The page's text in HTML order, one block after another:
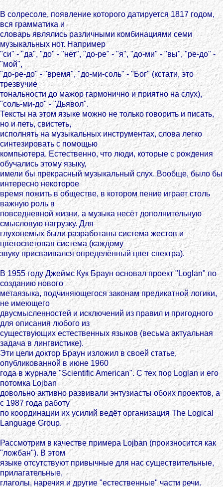
В солресоле, появление которого датируется 1817 годом,
вся грамматика и
словарь являлись различными комбинациями семи
музыкальных нот. Например
"си" - "да", "до" - "нет", "до-ре" - "я", "до-ми" - "вы", "ре-до" -
"мой",
"до-ре-до" - "время", "до-ми-соль" - "Бог" (кстати, это
трезвучие
тональности до мажор гармонично и приятно на слух),
"соль-ми-до" - "Дьявол".
Тексты на этом языке можно не только говорить и писать,
но и петь, свистеть,
исполнять на музыкальных инструментах, слова легко
синтезировать с помощью
компьютера. Естественно, что люди, которые с рождения
обучались этому языку,
имели бы прекрасный музыкальный слух. Вообще, было бы
интересно некоторое
время пожить в обществе, в котором пение играет столь
важную роль в
повседневной жизни, а музыка несёт дополнительную
смысловую нагрузку. Для
глухонемых были разработаны система жестов и
цветосветовая система (каждому
звуку присваивался определённый цвет спектра).
В 1955 году Джеймс Кук Браун основал проект "Loglan" по
созданию нового
метаязыка, подчиняющегося законам предикатной логики,
не имеющего
двусмысленностей и исключений из правил и пригодного
для описания любого из
существующих естественных языков (весьма актуальная
задача в лингвистике).
Эти цели доктор Браун изложил в своей статье,
опубликованной в июне 1960
года в журнале "Scientific American". С тех пор Loglan и его
потомка Lojban
довольно активно развивали энтузиасты обоих проектов, а
с 1987 года работу
по координации их усилий ведёт организация The Logical
Language Group.
Рассмотрим в качестве примера Lojban (произносится как
"ложбан"). В этом
языке отсутствуют привычные для нас существительные,
прилагательные,
глаголы, наречия и другие "естественные" части речи.